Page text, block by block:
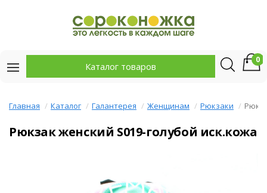
Каталог товаров
0
Главная Каталог Галантерея Женщинам Рюкзаки
Рюкзак женский S019-голубой иск.кожа